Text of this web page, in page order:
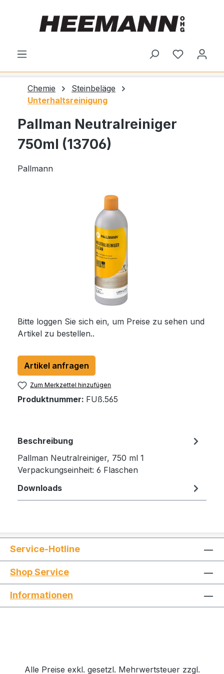
Du hast 0
Chemie
Steinbeläge
Unterhaltsreinigung
Pallman Neutralreiniger
750ml (13706)
Pallmann
Bildergalerie überspringen
Bitte loggen Sie sich ein, um Preise zu sehen und
Artikel zu bestellen..
Artikel anfragen
Zum Merkzettel hinzufügen
Produktnummer: FUß.565
Beschreibung
Pallman Neutralreiniger, 750 ml 1
Verpackungseinheit: 6 Flaschen
Downloads
Service-Hotline
Shop Service
Informationen
Alle Preise exkl. gesetzl. Mehrwertsteuer zzgl.